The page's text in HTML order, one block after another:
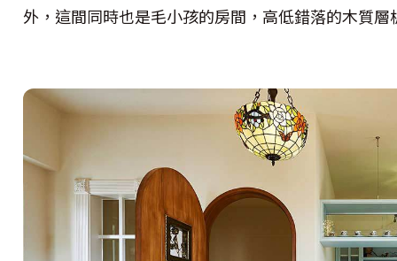
外，這間同時也是毛小孩的房間，高低錯落的木質